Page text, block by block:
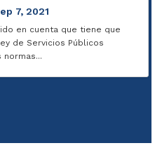
7, 2021
en cuenta que tiene que
de Servicios Públicos
normas...